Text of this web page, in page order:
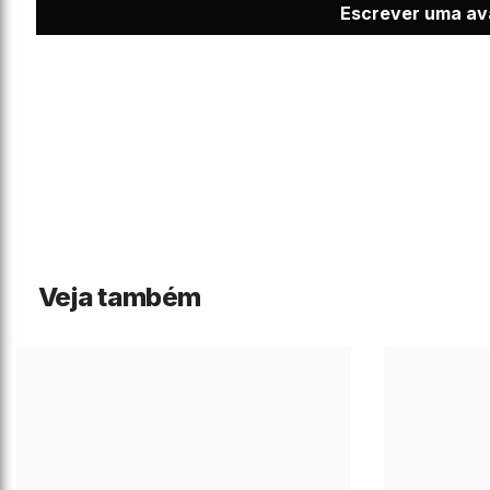
Escrever uma
Veja também